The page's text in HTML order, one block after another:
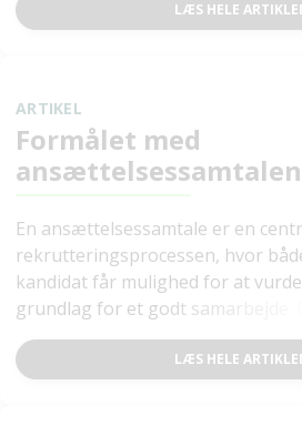
LÆS HELE
ARTIKEL
Formålet med
ansættelsessamtalen
En ansættelsessamtale er en
rekrutteringsprocessen, hvor
kandidat får mulighed for at
grundlag for et godt samarbejde.
handler samtalen om at få
kompetencer, erfaringer,
LÆS HELE